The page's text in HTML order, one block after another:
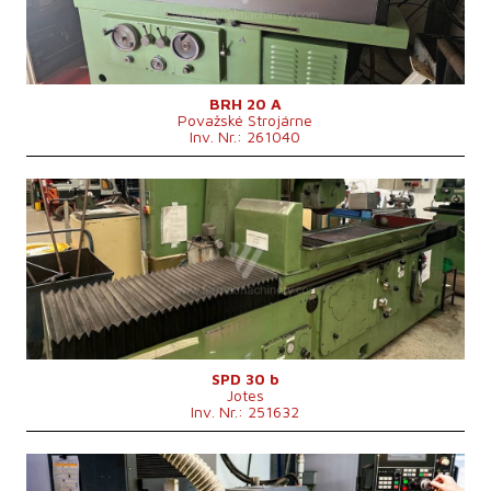
Spindellagerschleifmaschinen
Vertikální
Maschinenabmessungen L x B x H2710 x 1495 x 1670 mm
Maschinengewicht
2200 kg
BRH 20 A
Považské Strojárne
Inv. Nr.: 261040
Baujahr:
0
Kontrollsystem
nein
Max. Schleiflänge
1000 mm
Max. Schleifbreite
320 mm
Max. Werkstückhöhe
mm
Spindellagerschleifmaschinen
Horizontální
Maschinenabmessungen L x B x H4000x1936x2260 mm
Maschinengewicht
5000 kg
SPD 30 b
Jotes
Inv. Nr.: 251632
Baujahr:
2022